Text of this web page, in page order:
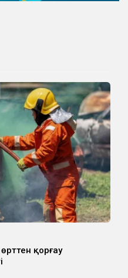
өрттен қорғау